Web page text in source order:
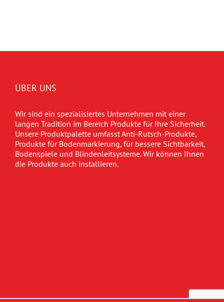
ÜBER UNS
Wir sind ein spezialisiertes Unternehmen mit einer
langen Tradition im Bereich Produkte für Ihre Sicherheit.
Unsere Produktpalette umfasst Anti-Rutsch-Produkte,
Produkte für Bodenmarkierung, für bessere Sichtbarkeit,
Bodenspiele und Blindenleitsysteme. Wir können Ihnen
die Produkte auch installieren.